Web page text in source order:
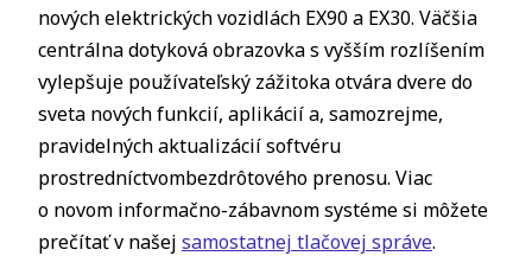
nových elektrických vozidlách EX90 a EX30. Väčšia
centrálna dotyková obrazovka s vyšším rozlíšením
vylepšuje používateľský zážitoka otvára dvere do
sveta nových funkcií, aplikácií a, samozrejme,
pravidelných aktualizácií softvéru
prostredníctvombezdrôtového prenosu. Viac
o novom informačno-zábavnom systéme si môžete
prečítať v našej samostatnej tlačovej správe.